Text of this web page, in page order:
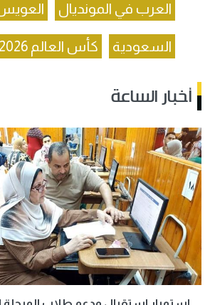
العرب في المونديال
السعودية كأس العالم 2026
أخبار الساعة